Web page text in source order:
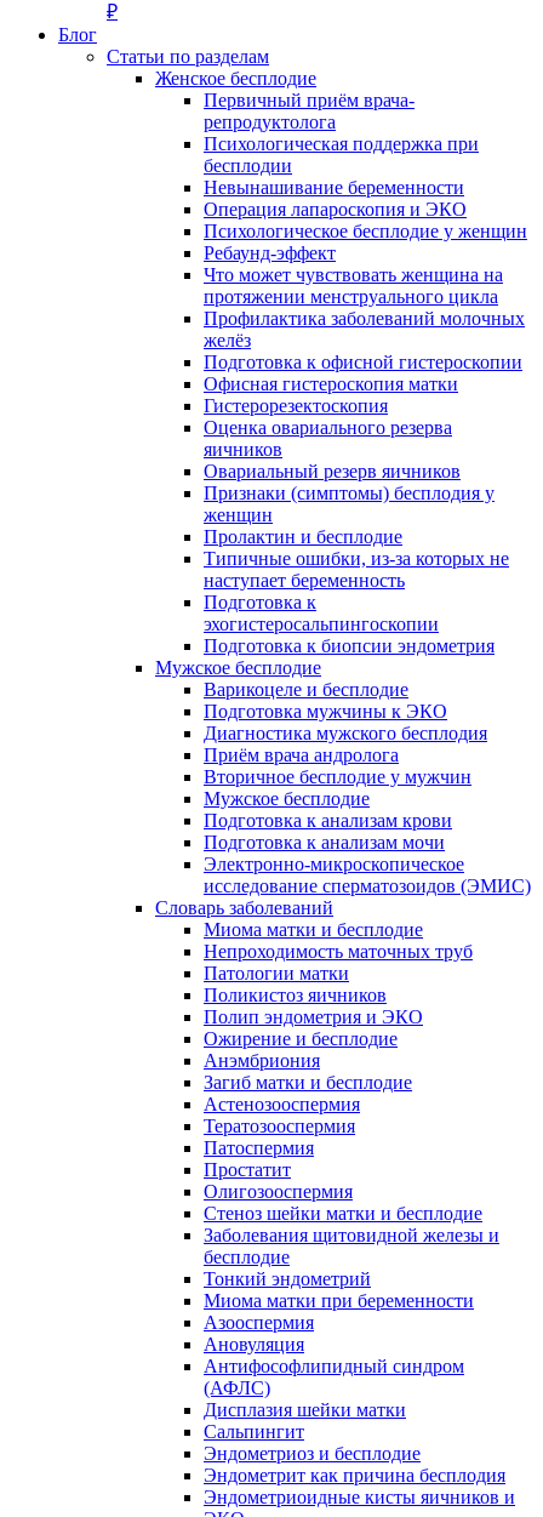
₽
Блог
Статьи по разделам
Женское бесплодие
Первичный приём врача-
репродуктолога
Психологическая поддержка при
бесплодии
Невынашивание беременности
Операция лапароскопия и ЭКО
Психологическое бесплодие у женщин
Ребаунд-эффект
Что может чувствовать женщина на
протяжении менструального цикла
Профилактика заболеваний молочных
желёз
Подготовка к офисной гистероскопии
Офисная гистероскопия матки
Гистерорезектоскопия
Оценка овариального резерва
яичников
Овариальный резерв яичников
Признаки (симптомы) бесплодия у
женщин
Пролактин и бесплодие
Типичные ошибки, из-за которых не
наступает беременность
Подготовка к
эхогистеросальпингоскопии
Подготовка к биопсии эндометрия
Мужское бесплодие
Варикоцеле и бесплодие
Подготовка мужчины к ЭКО
Диагностика мужского бесплодия
Приём врача андролога
Вторичное бесплодие у мужчин
Мужское бесплодие
Подготовка к анализам крови
Подготовка к анализам мочи
Электронно-микроскопическое
исследование сперматозоидов (ЭМИC)
Словарь заболеваний
Миома матки и бесплодие
Непроходимость маточных труб
Патологии матки
Поликистоз яичников
Полип эндометрия и ЭКО
Ожирение и бесплодие
Анэмбриония
Загиб матки и бесплодие
Астенозооспермия
Тератозооспермия
Патоспермия
Простатит
Олигозооспермия
Стеноз шейки матки и бесплодие
Заболевания щитовидной железы и
бесплодие
Тонкий эндометрий
Миома матки при беременности
Азооспермия
Ановуляция
Антифософлипидный синдром
(АФЛС)
Дисплазия шейки матки
Сальпингит
Эндометриоз и бесплодие
Эндометрит как причина бесплодия
Эндометриоидные кисты яичников и